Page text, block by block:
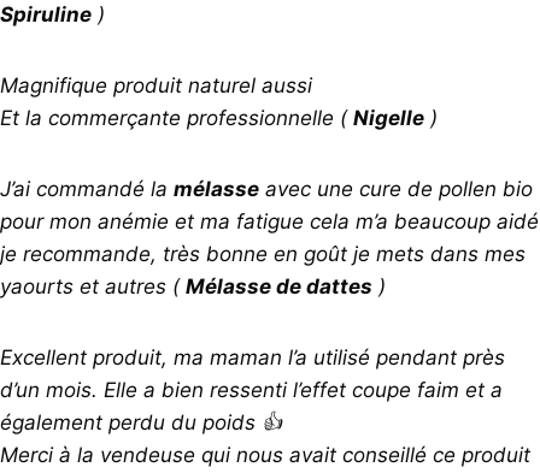
Spiruline )
Magnifique produit naturel aussi
Et la commerçante professionnelle ( Nigelle )
J’ai commandé la mélasse avec une cure de pollen bio
pour mon anémie et ma fatigue cela m’a beaucoup aidé
je recommande, très bonne en goût je mets dans mes
yaourts et autres ( Mélasse de dattes )
Excellent produit, ma maman l’a utilisé pendant près
d’un mois. Elle a bien ressenti l’effet coupe faim et a
également perdu du poids 👍
Merci à la vendeuse qui nous avait conseillé ce produit